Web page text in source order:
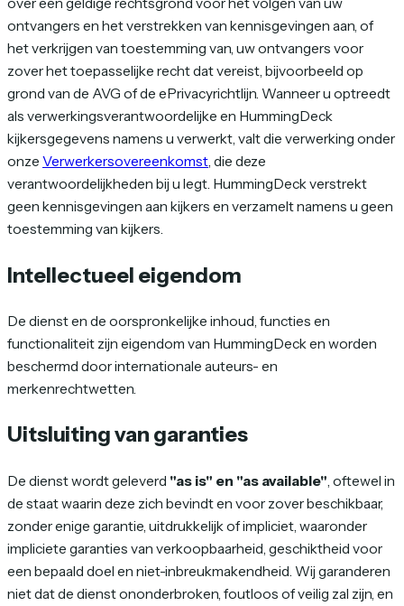
over een geldige rechtsgrond voor het volgen van uw
ontvangers en het verstrekken van kennisgevingen aan, of
het verkrijgen van toestemming van, uw ontvangers voor
zover het toepasselijke recht dat vereist, bijvoorbeeld op
grond van de AVG of de ePrivacyrichtlijn. Wanneer u optreedt
als verwerkingsverantwoordelijke en HummingDeck
kijkersgegevens namens u verwerkt, valt die verwerking onder
onze Verwerkersovereenkomst, die deze
verantwoordelijkheden bij u legt. HummingDeck verstrekt
geen kennisgevingen aan kijkers en verzamelt namens u geen
toestemming van kijkers.
Intellectueel eigendom
De dienst en de oorspronkelijke inhoud, functies en
functionaliteit zijn eigendom van HummingDeck en worden
beschermd door internationale auteurs- en
merkenrechtwetten.
Uitsluiting van garanties
De dienst wordt geleverd "as is" en "as available" , oftewel in
de staat waarin deze zich bevindt en voor zover beschikbaar,
zonder enige garantie, uitdrukkelijk of impliciet, waaronder
impliciete garanties van verkoopbaarheid, geschiktheid voor
een bepaald doel en niet-inbreukmakendheid. Wij garanderen
niet dat de dienst ononderbroken, foutloos of veilig zal zijn, en